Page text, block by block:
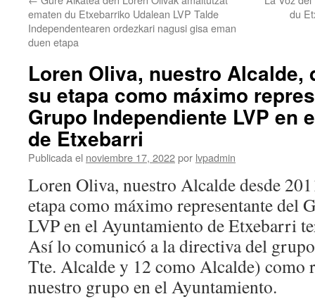
ematen du Etxebarriko Udalean LVP Talde
Independentearen ordezkari nagusi gisa eman
duen etapa
du
Loren Oliva, nuestro Alcalde,
su etapa como máximo
Grupo Independiente LVP en
de Etxebarri
Publicada el noviembre 17, 2022por lvpadmin
Loren Oliva, nuestro Alcalde desde
etapa como máximo representante del
LVP en el Ayuntamiento de Etxebarri
Así lo comunicó a la directiva del
Tte. Alcalde y 12 como Alcalde) como
nuestro grupo en el Ayuntamiento.